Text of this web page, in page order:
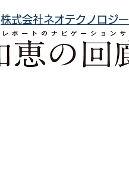
株式会社ネオテクノロジー